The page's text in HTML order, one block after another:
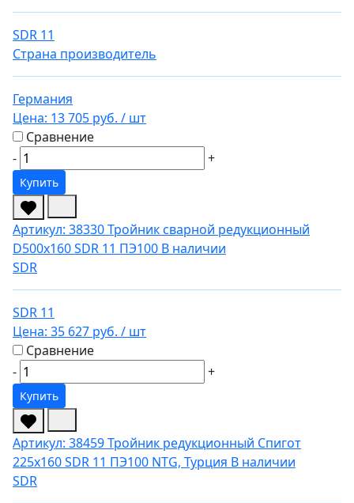
SDR 11
Страна производитель
Германия
Цена: 13 705 руб. / шт
Сравнение
-
+
Купить
Артикул: 38330Тройник сварной редукционный
D500х160 SDR 11 ПЭ100 В наличии
SDR
SDR 11
Цена: 35 627 руб. / шт
Сравнение
-
+
Купить
Артикул: 38459Тройник редукционный Спигот
225х160 SDR 11 ПЭ100 NTG, Турция В наличии
SDR